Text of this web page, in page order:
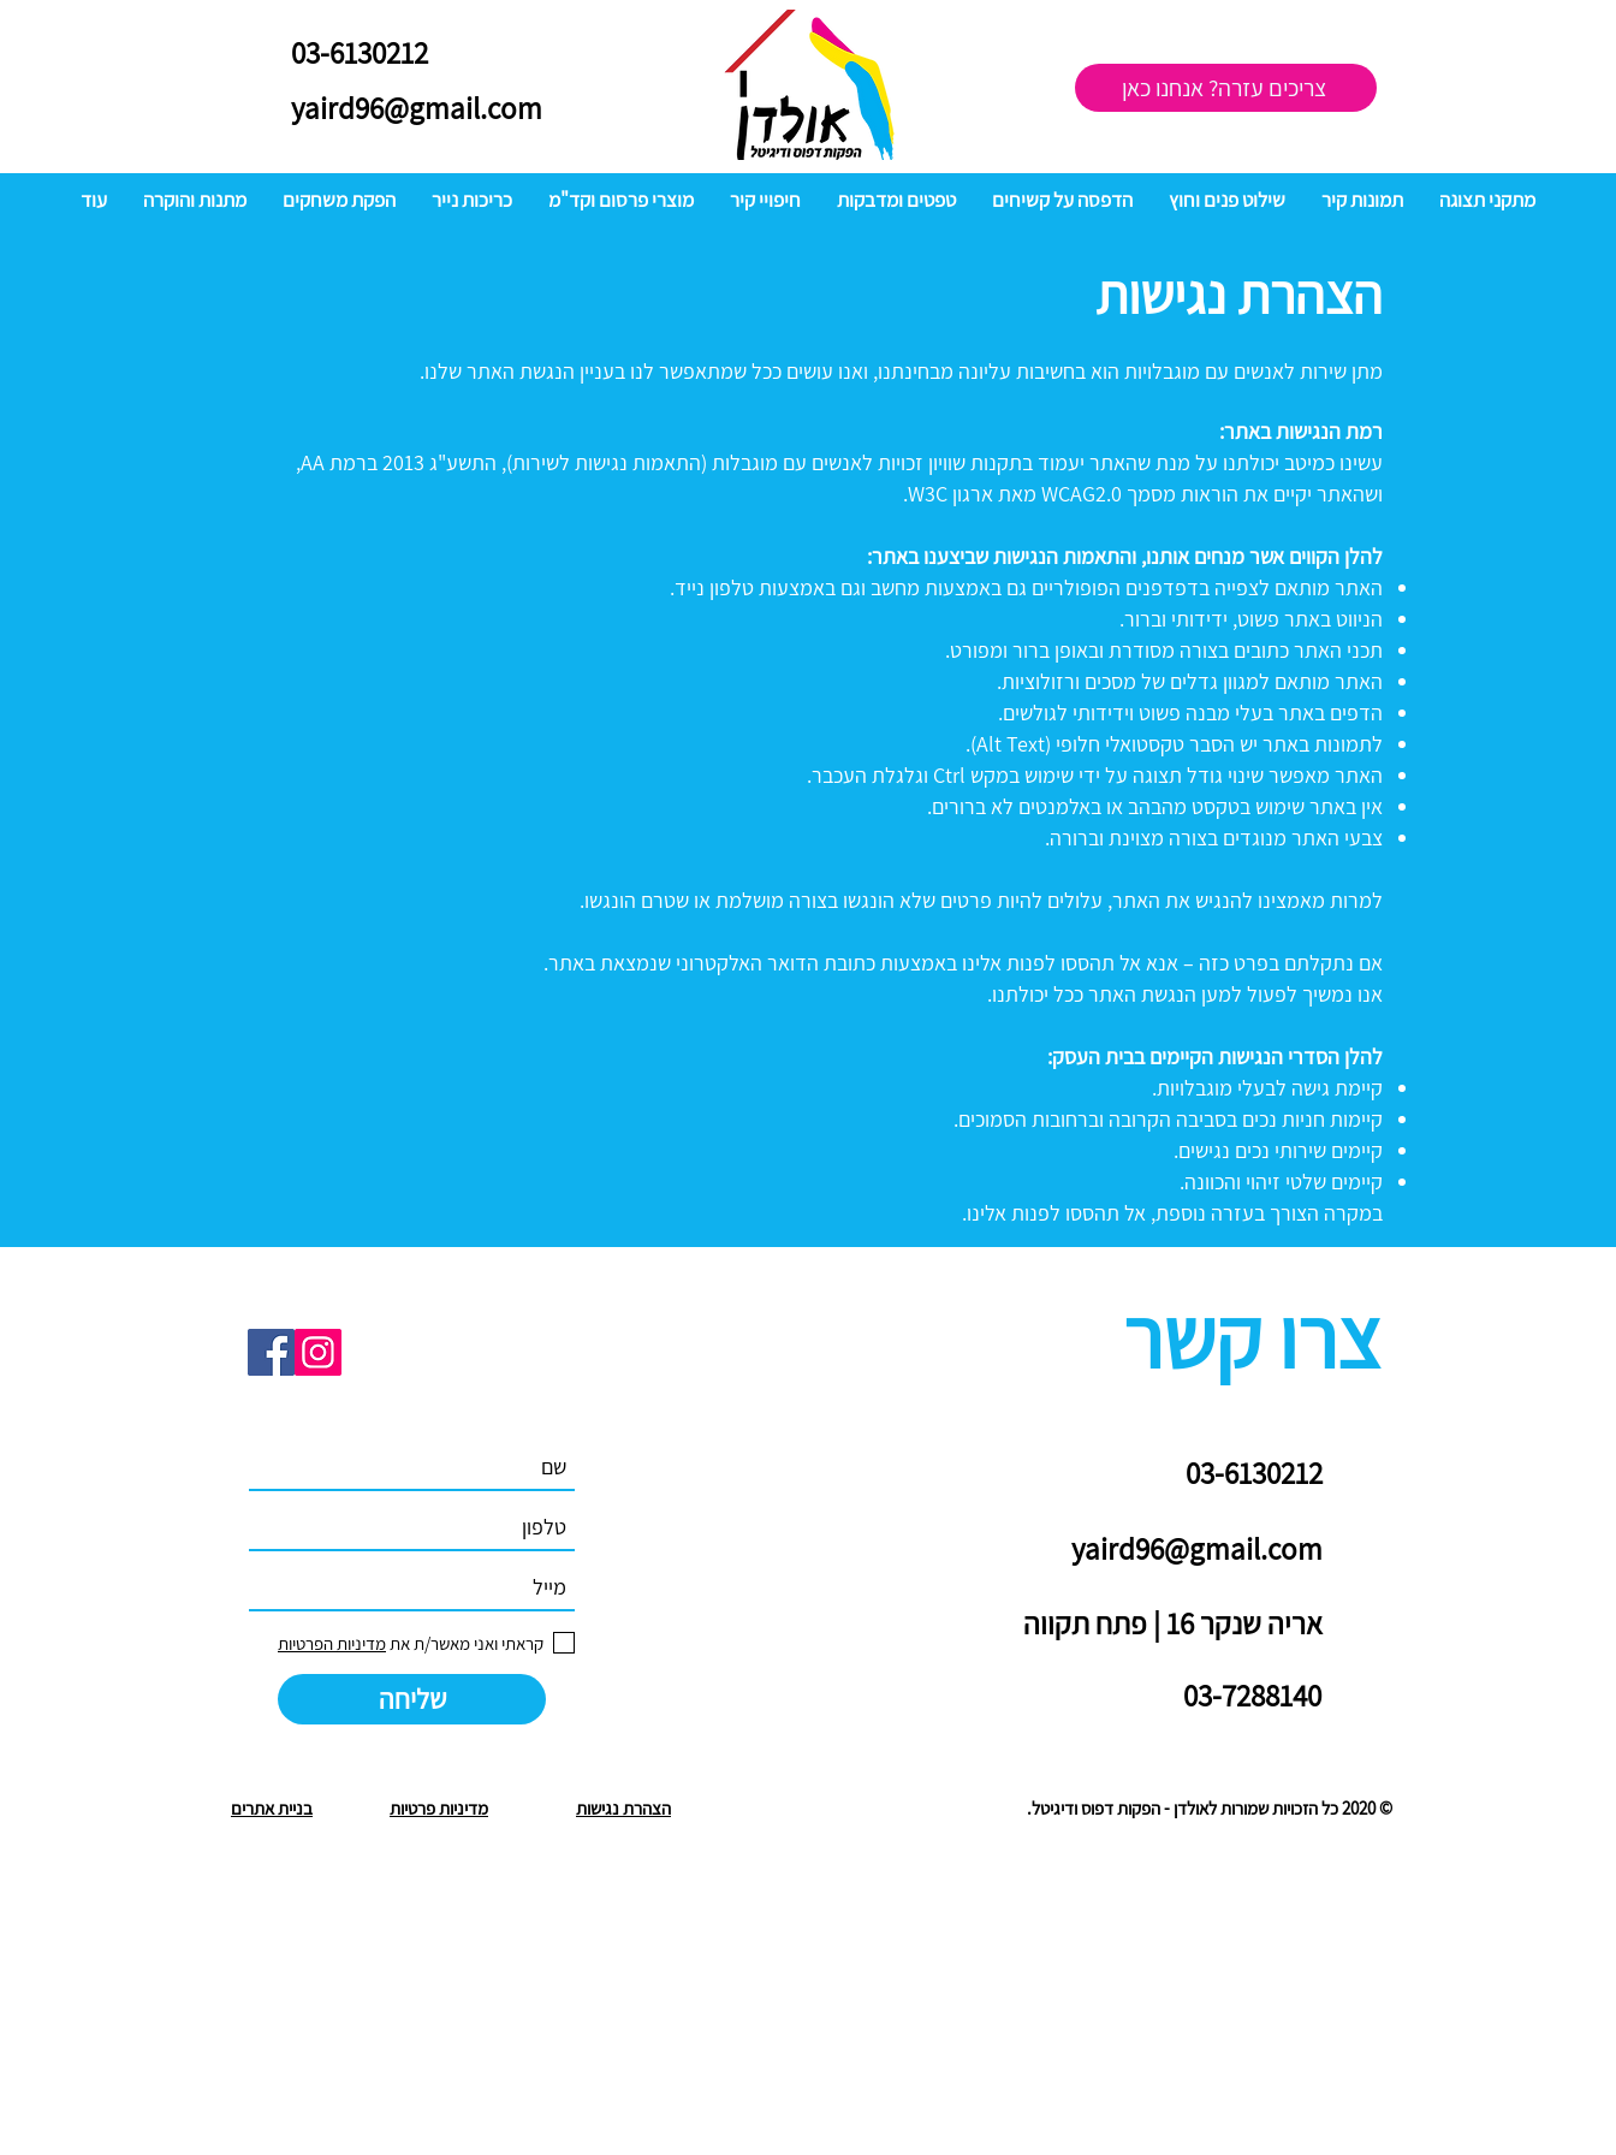
03-6130212
yaird96@gmail.com
צריכים עזרה? אנחנו כאן
מתקני תצוגה תמונות קיר שילוט פנים וחוץ הדפסה על קשיחים טפטים ומדבקות חיפויי קיר מוצרי פרסום וקד"מ כריכות נייר הפקת משחקים מתנות והוקרה עוד
הצהרת נגישות
מתן שירות לאנשים עם מוגבלויות הוא בחשיבות עליונה מבחינתנו, ואנו עושים ככל שמתאפשר לנו בעניין הנגשת האתר שלנו.
רמת הנגישות באתר:
עשינו כמיטב יכולתנו על מנת שהאתר יעמוד בתקנות שוויון זכויות לאנשים עם מוגבלות (התאמות נגישות לשירות), התשע"ג 2013 ברמת AA,
ושהאתר יקיים את הוראות מסמך WCAG2.0 מאת ארגון W3C.
​להלן הקווים אשר מנחים אותנו, והתאמות הנגישות שביצענו באתר:
האתר מותאם לצפייה בדפדפנים הפופולריים גם באמצעות מחשב וגם באמצעות טלפון נייד.
הניווט באתר פשוט, ידידותי וברור.
תכני האתר כתובים בצורה מסודרת ובאופן ברור ומפורט.
האתר מותאם למגוון גדלים של מסכים ורזולוציות.
הדפים באתר בעלי מבנה פשוט וידידותי לגולשים.
לתמונות באתר יש הסבר טקסטואלי חלופי (Alt Text).
האתר מאפשר שינוי גודל תצוגה על ידי שימוש במקש Ctrl וגלגלת העכבר.
אין באתר שימוש בטקסט מהבהב או באלמנטים לא ברורים.
צבעי האתר מנוגדים בצורה מצוינת וברורה.
למרות מאמצינו להנגיש את האתר, עלולים להיות פרטים שלא הונגשו בצורה מושלמת או שטרם הונגשו.
אם נתקלתם בפרט כזה – אנא אל תהססו לפנות אלינו באמצעות כתובת הדואר האלקטרוני שנמצאת באתר.
אנו נמשיך לפעול למען הנגשת האתר ככל יכולתנו.
להלן הסדרי הנגישות הקיימים בבית העסק:
קיימת גישה לבעלי מוגבלויות.
קיימות חניות נכים בסביבה הקרובה וברחובות הסמוכים.
קיימים שירותי נכים נגישים.
קיימים שלטי זיהוי והכוונה.
במקרה הצורך בעזרה נוספת, אל תהססו לפנות אלינו.
צרו קשר
קראתי ואני מאשר/ת את מדיניות הפרטיות
שליחה
בניית אתרים מדיניות פרטיות הצהרת נגישות
03-6130212
yaird96@gmail.com
אריה שנקר 16 | פתח תקווה
03-7288140
© 2020 כל הזכויות שמורות לאולדן - הפקות דפוס ודיגיטל.